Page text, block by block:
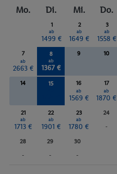
Mo. Di. Mi. Do.
1
ab
1499 €
2
ab
1649 €
3
ab
1558 €
7
ab
2663 €
8
ab
1367 €
9 10
14 15 16
ab
1569 €
17
ab
1870 €
21
ab
1713 €
22
ab
1901 €
23
ab
1780 €
24
-
28
-
29
-
30
-